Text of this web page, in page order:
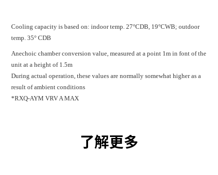
Cooling capacity is based on: indoor temp. 27°CDB, 19°CWB; outdoor
temp. 35° CDB
Anechoic chamber conversion value, measured at a point 1m in font of the
unit at a height of 1.5m
During actual operation, these values are normally somewhat higher as a
result of ambient conditions
*RXQ-AYM VRV A MAX
了解更多